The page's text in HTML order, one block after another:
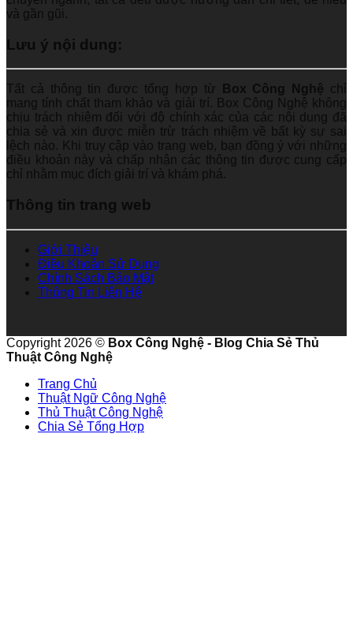
và gần gũi.
Lưu ý nội dung:
Tất cả thông tin được tổng hợp từ Box Công Nghệ chỉ
mang tính chất tham khảo và giải trí. Box Công Nghệ không
chịu trách nhiệm đối với độ chính xác của các nội dung đã
chia sẻ và xin được miễn trừ trách nhiệm về bất kỳ sự sai
lệch nào. Khi truy cập vào trang web, bạn đồng ý với những
điều khoản này và chấp nhận các thông tin được cung cấp
chỉ nhằm mục đích giải trí và khám phá.
Thông tin trang web
Giới Thiệu
Điều Khoản Sử Dụng
Chính Sách Bảo Mật
Thông Tin Liên Hệ
Copyright 2026 © Box Công Nghệ - Blog Chia Sẻ Thủ
Thuật Công Nghệ
Trang Chủ
Thuật Ngữ Công Nghệ
Thủ Thuật Công Nghệ
Chia Sẻ Tổng Hợp